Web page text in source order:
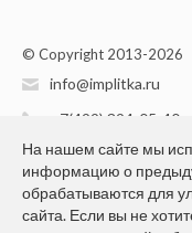
© Copyright 2013-2026
info@implitka.ru
+7(499) 394-05-40
На нашем сайте мы
информацию о
обрабатываются для
сайта. Если вы не